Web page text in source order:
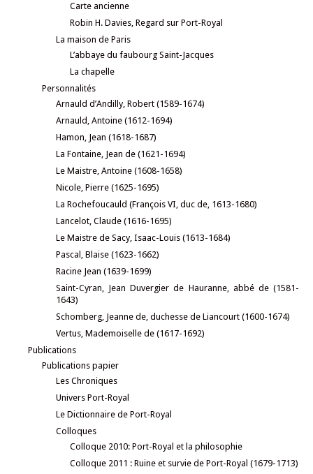
Carte ancienne
Robin H. Davies, Regard sur Port-Royal
La maison de Paris
L’abbaye du faubourg Saint-Jacques
La chapelle
Personnalités
Arnauld d’Andilly, Robert (1589-1674)
Arnauld, Antoine (1612-1694)
Hamon, Jean (1618-1687)
La Fontaine, Jean de (1621-1694)
Le Maistre, Antoine (1608-1658)
Nicole, Pierre (1625-1695)
La Rochefoucauld (François VI, duc de, 1613-1680)
Lancelot, Claude (1616-1695)
Le Maistre de Sacy, Isaac-Louis (1613-1684)
Pascal, Blaise (1623-1662)
Racine Jean (1639-1699)
Saint-Cyran, Jean Duvergier de Hauranne, abbé de (1581-
1643)
Schomberg, Jeanne de, duchesse de Liancourt (1600-1674)
Vertus, Mademoiselle de (1617-1692)
Publications
Publications papier
Les Chroniques
Univers Port-Royal
Le Dictionnaire de Port-Royal
Colloques
Colloque 2010: Port-Royal et la philosophie
Colloque 2011 : Ruine et survie de Port-Royal (1679-1713)